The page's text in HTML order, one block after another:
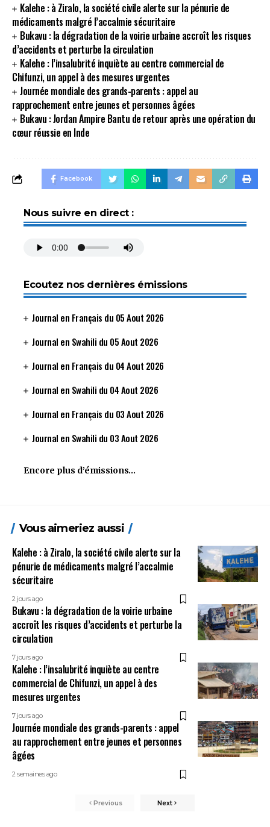
Kalehe : à Ziralo, la société civile alerte sur la pénurie de
médicaments malgré l’accalmie sécuritaire
Bukavu : la dégradation de la voirie urbaine accroît les risques
d’accidents et perturbe la circulation
Kalehe : l’insalubrité inquiète au centre commercial de
Chifunzi, un appel à des mesures urgentes
Journée mondiale des grands-parents : appel au
rapprochement entre jeunes et personnes âgées
Bukavu : Jordan Ampire Bantu de retour après une opération du
cœur réussie en Inde
Facebook
Nous suivre en direct :
Ecoutez nos dernières émissions
Journal en Français du 05 Aout 2026
Journal en Swahili du 05 Aout 2026
Journal en Français du 04 Aout 2026
Journal en Swahili du 04 Aout 2026
Journal en Français du 03 Aout 2026
Journal en Swahili du 03 Aout 2026
Encore plus d’émissions…
Vous aimeriez aussi
Kalehe : à Ziralo, la société civile alerte sur la
pénurie de médicaments malgré l’accalmie
sécuritaire
2 jours ago
Bukavu : la dégradation de la voirie urbaine
accroît les risques d’accidents et perturbe la
circulation
7 jours ago
Kalehe : l’insalubrité inquiète au centre
commercial de Chifunzi, un appel à des
mesures urgentes
7 jours ago
Journée mondiale des grands-parents : appel
au rapprochement entre jeunes et personnes
âgées
2 semaines ago
Previous Next